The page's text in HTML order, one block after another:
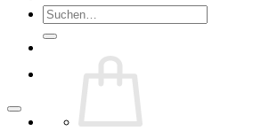
Suche
nach: